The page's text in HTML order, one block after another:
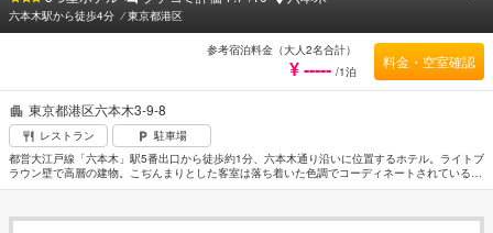
東京都港区六本木3-9-8
レストラン
駐車場
都営大江戸線「六本木」駅5番出口から徒歩約1分、六本木通り沿いに位置するホテル。ライトブ
ラウン壁で高層の建物。こぢんまりとした客室は落ち着いた色調でコーディネートされている。
「藤の個室とうざぶろう」では厳選食材を使った九州料理が堪能できる。国会議事堂まで約
六本木駅から徒歩4分 ⁄東京都港区
参考宿泊料金（大人2名合計）
¥ ----- /1泊
料金・空室確認